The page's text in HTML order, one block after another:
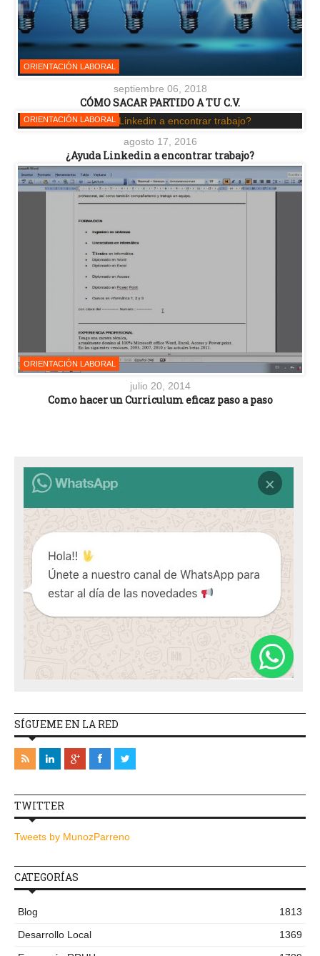
ORIENTACIÓN LABORAL
septiembre 06, 2018
CÓMO SACAR PARTIDO A TU C.V.
ORIENTACIÓN LABORAL
agosto 17, 2016
¿Ayuda Linkedin a encontrar trabajo?
ORIENTACIÓN LABORAL
julio 20, 2014
Como hacer un Curriculum eficaz paso a paso
SÍGUEME EN LA RED
TWITTER
Tweets by MunozParreno
CATEGORÍAS
Blog
1813
Desarrollo Local
1369